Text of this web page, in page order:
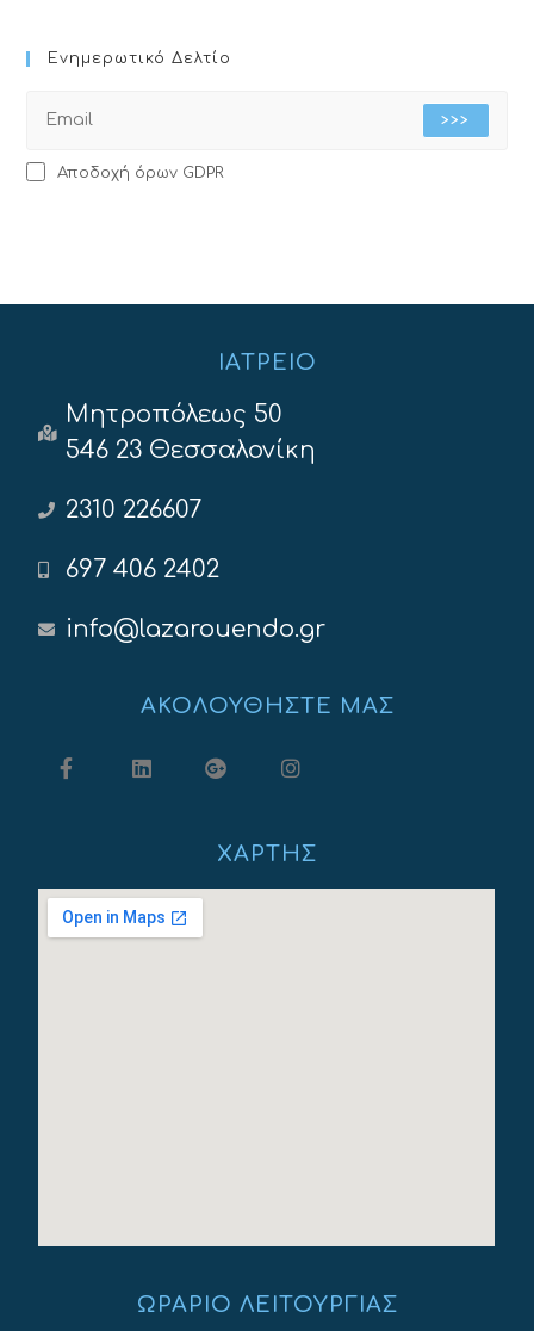
Ενημερωτικό Δελτίο
>>>
Αποδοχή όρων GDPR
ΙΑΤΡΕΊΟ
Μητροπόλεως 50
546 23 Θεσσαλονίκη
2310 226607
697 406 2402
info@lazarouendo.gr
ΑΚΟΛΟΥΘΉΣΤΕ ΜΑΣ
ΧΆΡΤΗΣ
ΩΡΆΡΙΟ ΛΕΙΤΟΥΡΓΊΑΣ